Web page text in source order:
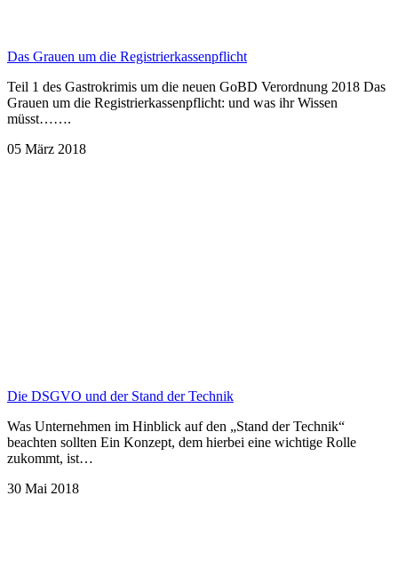
Das Grauen um die Registrierkassenpflicht
Teil 1 des Gastrokrimis um die neuen GoBD Verordnung 2018 Das
Grauen um die Registrierkassenpflicht: und was ihr Wissen
müsst…….
05 März 2018
Die DSGVO und der Stand der Technik
Was Unternehmen im Hinblick auf den „Stand der Technik“
beachten sollten Ein Konzept, dem hierbei eine wichtige Rolle
zukommt, ist…
30 Mai 2018